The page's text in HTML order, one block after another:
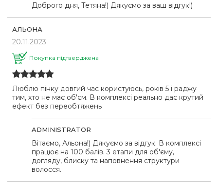
Доброго дня, Тетяна!) Дякуємо за ваш відгук!)
АЛЬОНА
20.11.2023
Покупка підтверджена
Люблю пінку довгий час користуюсь, років 5 і раджу
тим, хто не має об'єм. В комплексі реально дає крутий
ефект без переобтяжень
ADMINISTRATOR
Вітаємо, Альона!) Дякуємо за відгук. В комплексі
працює на 100 балів. 3 етапи для об'єму,
догляду, блиску та наповнення структури
волосся.